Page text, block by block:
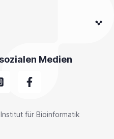
Medien
für Bioinformatik